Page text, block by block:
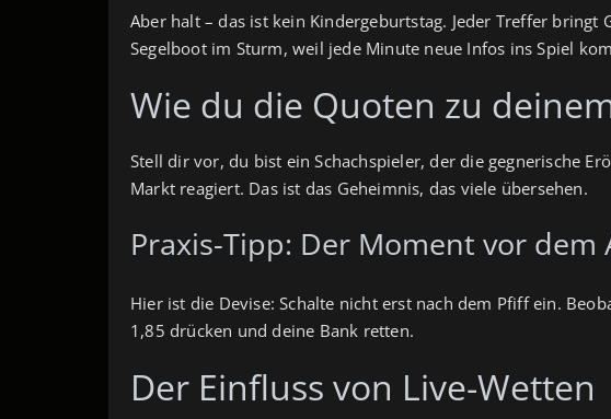
Aber halt – das ist kein Kindergeburtstag. Jeder Treffer
Segelboot im Sturm, weil jede Minute neue Infos ins Spiel
Wie du die Quoten zu
Stell dir vor, du bist ein Schachspieler, der die gegnerische
Markt reagiert. Das ist das Geheimnis, das viele übersehen.
Praxis-Tipp: Der Moment vor dem
Hier ist die Devise: Schalte nicht erst nach dem Pfiff ein.
1,85 drücken und deine Bank retten.
Der Einfluss von Live-Wetten